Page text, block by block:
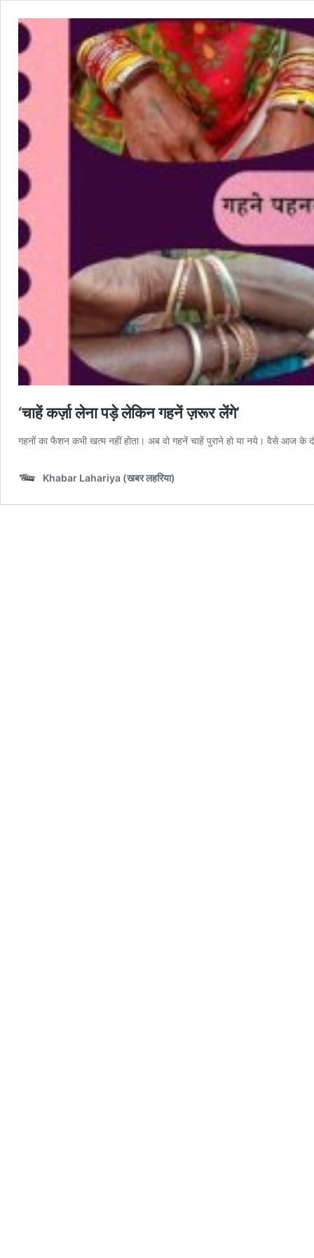
‘चाहें कर्ज़ा लेना पड़े लेकिन गहनें ज़रूर लेंगे’
गहनों का फैशन कभी खत्म नहीं होता। अब वो गहनें चाहें पुराने हो या नये। वैसे आज के
Khabar Lahariya (खबर लहरिया)